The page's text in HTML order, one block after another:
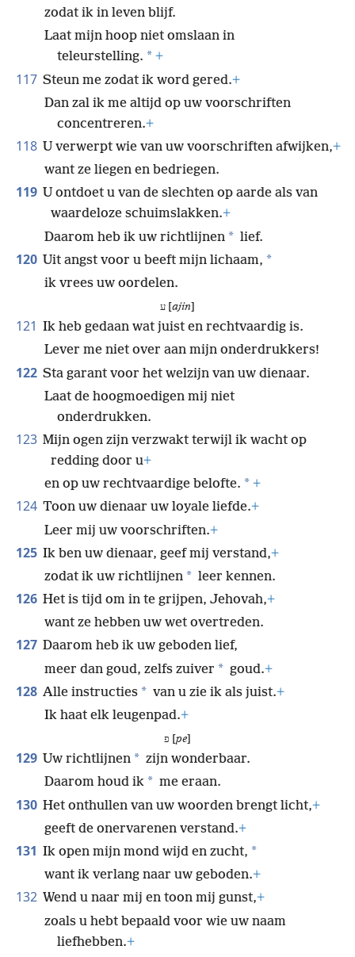
zodat ik in leven blijf.
Laat mijn hoop niet omslaan in
teleurstelling. * +
117 Steun me zodat ik word gered.+
Dan zal ik me altijd op uw voorschriften
concentreren.+
118 U verwerpt wie van uw voorschriften afwijken,+
want ze liegen en bedriegen.
119 U ontdoet u van de slechten op aarde als van
waardeloze schuimslakken.+
Daarom heb ik uw richtlijnen * lief.
120 Uit angst voor u beeft mijn lichaam, *
ik vrees uw oordelen.
ajin
121 Ik heb gedaan wat juist en rechtvaardig is.
Lever me niet over aan mijn onderdrukkers!
122 Sta garant voor het welzijn van uw dienaar.
Laat de hoogmoedigen mij niet
onderdrukken.
123 Mijn ogen zijn verzwakt terwijl ik wacht op
redding door u+
en op uw rechtvaardige belofte. * +
124 Toon uw dienaar uw loyale liefde.+
Leer mij uw voorschriften.+
125 Ik ben uw dienaar, geef mij verstand,+
zodat ik uw richtlijnen * leer kennen.
126 Het is tijd om in te grijpen, Jehovah,+
want ze hebben uw wet overtreden.
127 Daarom heb ik uw geboden lief,
meer dan goud, zelfs zuiver * goud.+
128 Alle instructies * van u zie ik als juist.+
Ik haat elk leugenpad.+
pe]
129 Uw richtlijnen * zijn wonderbaar.
Daarom houd ik * me eraan.
130 Het onthullen van uw woorden brengt licht,+
geeft de onervarenen verstand.+
131 Ik open mijn mond wijd en zucht, *
want ik verlang naar uw geboden.+
132 Wend u naar mij en toon mij gunst,+
zoals u hebt bepaald voor wie uw naam
liefhebben.+